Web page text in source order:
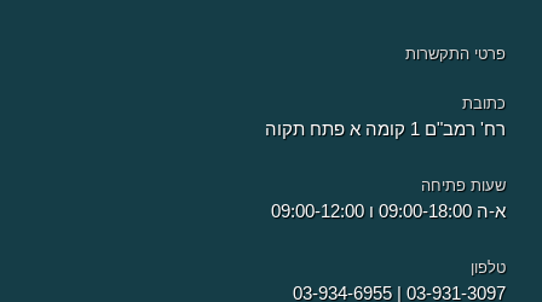
פרטי התקשרות
כתובת
רח' רמב"ם 1 קומה א פתח תקוה
שעות פתיחה
א-ה 09:00-18:00 ו 09:00-12:00
טלפון
03-931-3097
|
03-934-6955